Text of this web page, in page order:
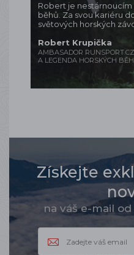
Robert je
běhů. Za svou kariéru
světových horských
Robert Krupička
AMBASADOR RUNSPORT.CZ
A LEGENDA HORSKÝCH
Získejte
na váš e-mail